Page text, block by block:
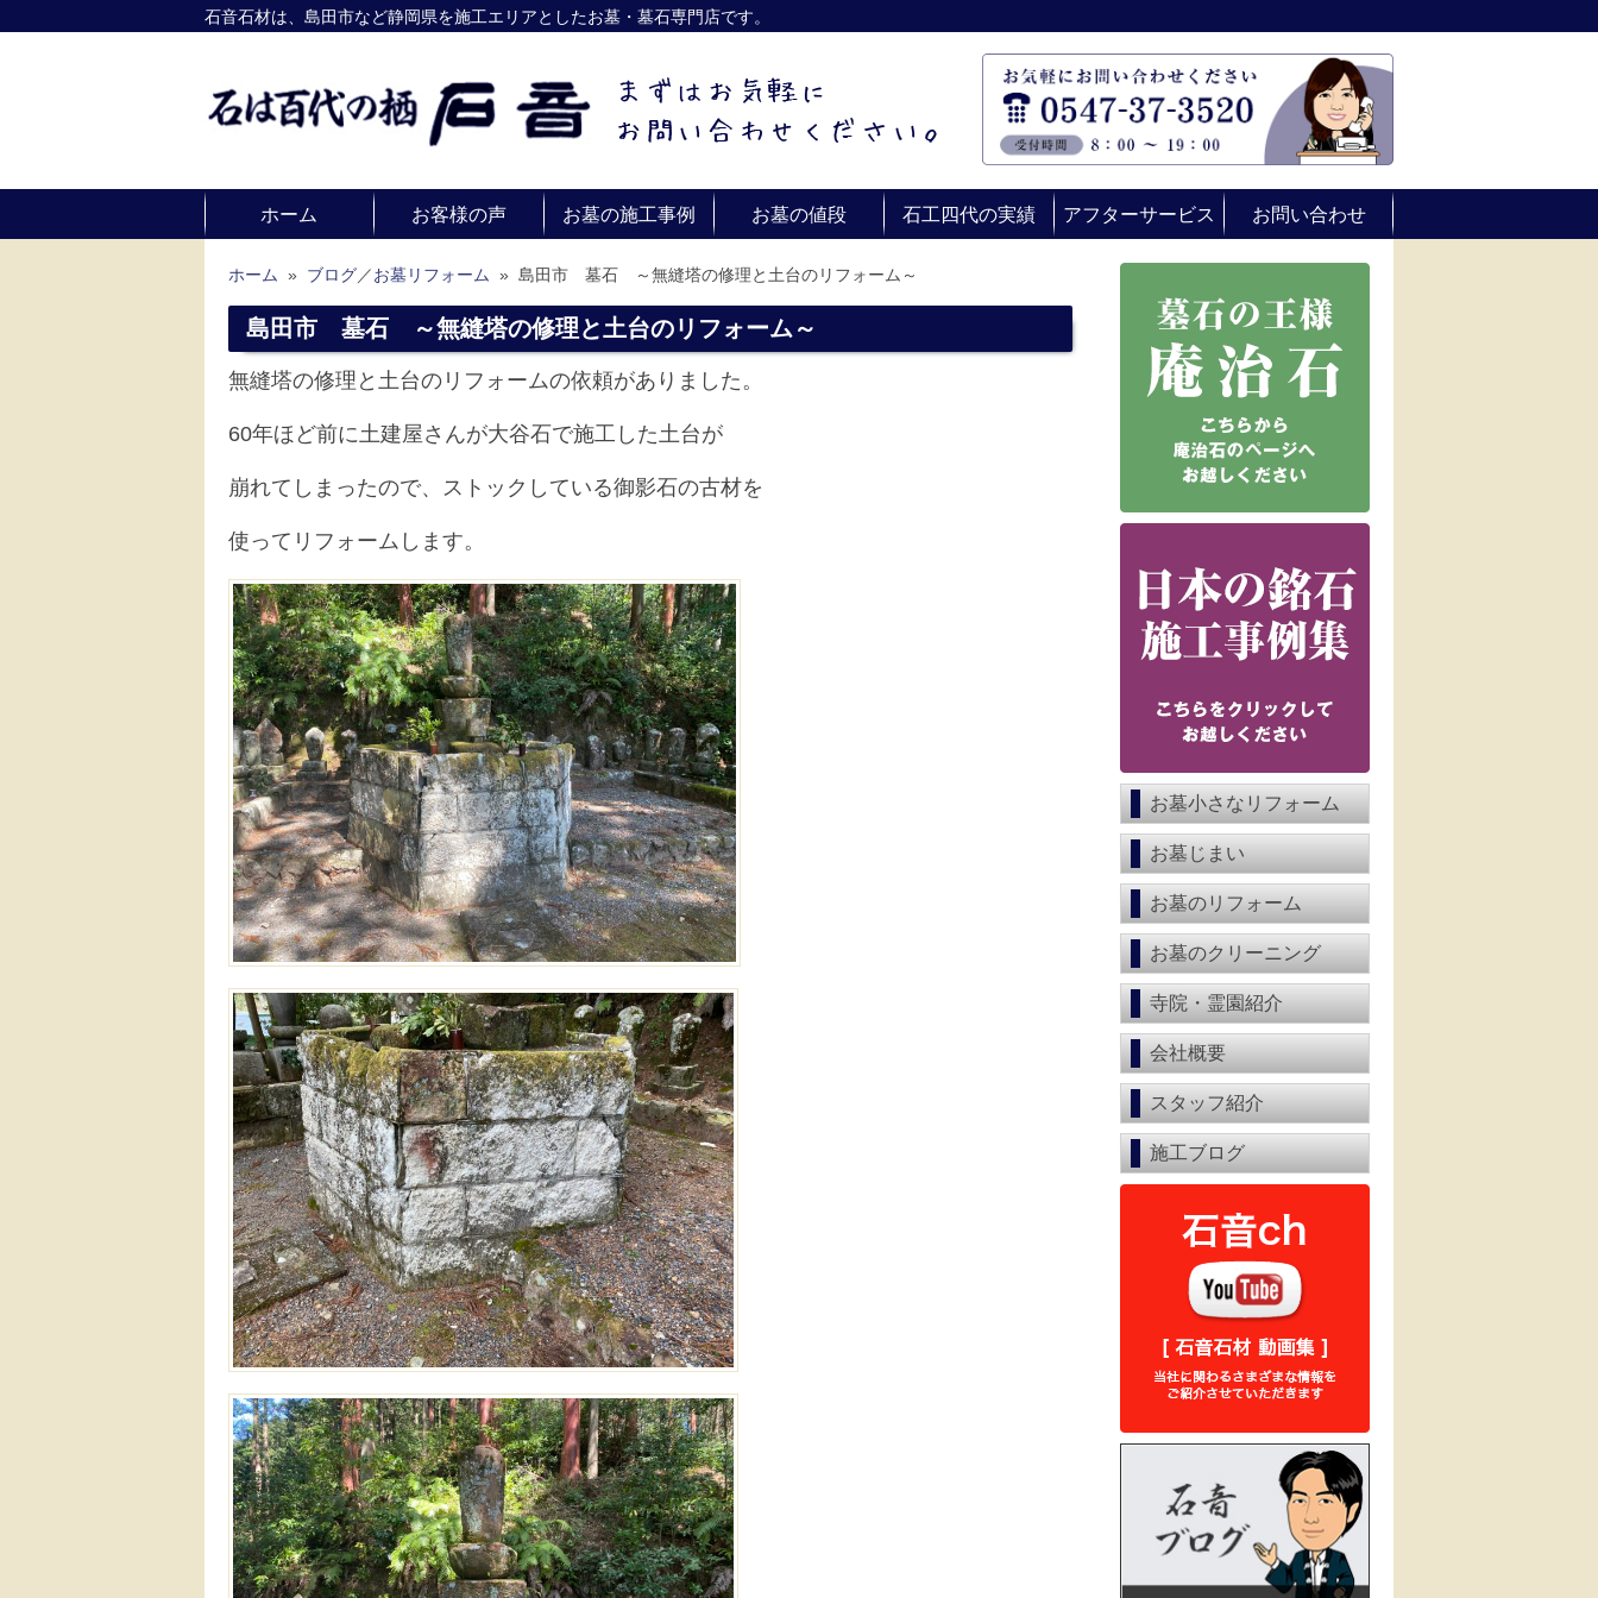
石音石材は、島田市など静岡県を施工エリアとしたお墓・墓石専門店です。
ホーム お客様の声 お墓の施工事例 お墓の値段 石工四代の実績 アフターサービス お問い合わせ
ホーム » ブログ／お墓リフォーム » 島田市 墓石 ～無縫塔の修理と土台のリフォーム～
島田市 墓石 ～無縫塔の修理と土台のリフォーム～
無縫塔の修理と土台のリフォームの依頼がありました。
60年ほど前に土建屋さんが大谷石で施工した土台が
崩れてしまったので、ストックしている御影石の古材を
使ってリフォームします。
お墓小さなリフォーム
お墓じまい
お墓のリフォーム
お墓のクリーニング
寺院・霊園紹介
会社概要
スタッフ紹介
施工ブログ